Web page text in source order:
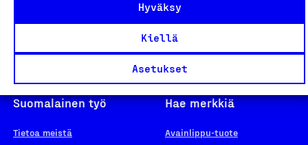
Hyväksy
Kiellä
Asetukset
Suomalainen työ
Tietoa meistä
Hae merkkiä
Avainlippu-tuote